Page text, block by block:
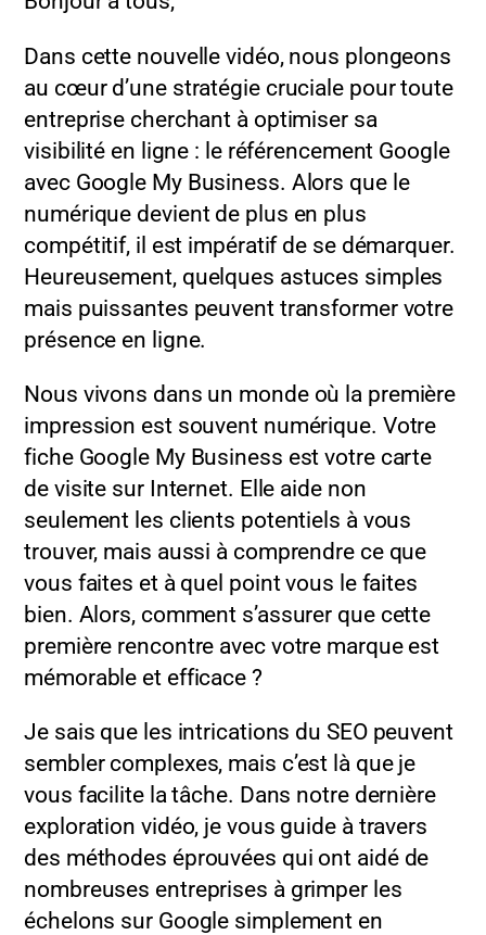
Dans cette nouvelle vidéo, nous plongeons
au cœur d’une stratégie cruciale pour toute
entreprise cherchant à optimiser sa
visibilité en ligne : le référencement Google
avec Google My Business. Alors que le
numérique devient de plus en plus
compétitif, il est impératif de se démarquer.
Heureusement, quelques astuces simples
mais puissantes peuvent transformer votre
présence en ligne.
Nous vivons dans un monde où la première
impression est souvent numérique. Votre
fiche Google My Business est votre carte
de visite sur Internet. Elle aide non
seulement les clients potentiels à vous
trouver, mais aussi à comprendre ce que
vous faites et à quel point vous le faites
bien. Alors, comment s’assurer que cette
première rencontre avec votre marque est
mémorable et efficace ?
Je sais que les intrications du SEO peuvent
sembler complexes, mais c’est là que je
vous facilite la tâche. Dans notre dernière
exploration vidéo, je vous guide à travers
des méthodes éprouvées qui ont aidé de
nombreuses entreprises à grimper les
échelons sur Google simplement en